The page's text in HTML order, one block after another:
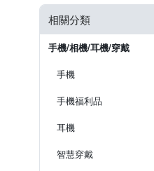
相關分類
手機/相機/耳機/穿戴
手機
手機福利品
耳機
智慧穿戴